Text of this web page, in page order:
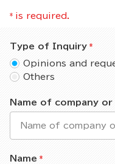
* is required.
Type of Inquiry
Opinions and
Others
Name of company
Name